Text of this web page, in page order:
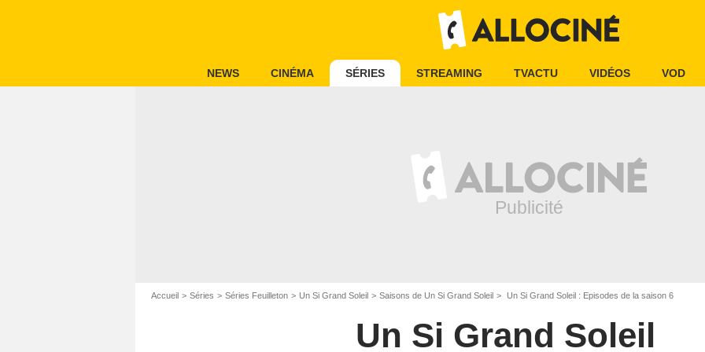
NEWS CINÉMA SÉRIES STREAMING TVACTU VIDÉOS VOD
Accueil Séries Séries Feuilleton Un Si Grand Soleil Saisons de Un Si Grand Soleil Un Si Grand Soleil : Episodes de la saison 6
Un Si Grand Soleil